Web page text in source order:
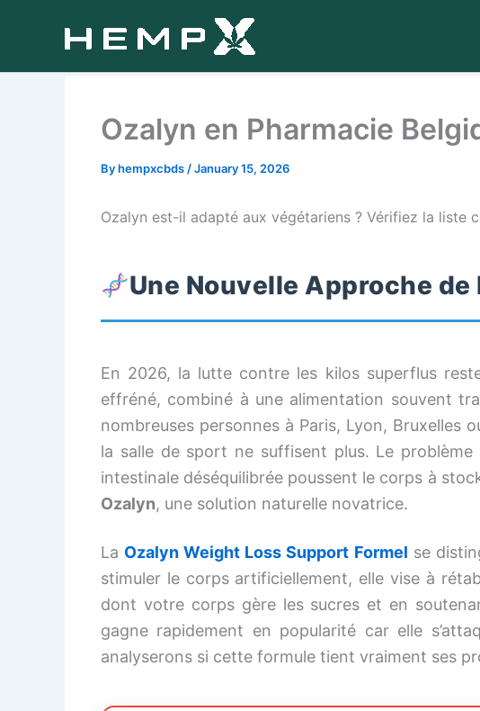
Ozalyn en Pharmacie
Byhempxcbds /January 15, 2026
Ozalyn est-il adapté aux végétariens ? Vérifiez la
Une Nouvelle Approche de
En 2026, la lutte contre les kilos superflus
effréné, combiné à une alimentation souvent
nombreuses personnes à Paris, Lyon, Bruxelles
la salle de sport ne suffisent plus. Le
intestinale déséquilibrée poussent le corps à
Ozalyn, une solution naturelle novatrice.
La Ozalyn Weight Loss Support Formel se
stimuler le corps artificiellement, elle vise à
dont votre corps gère les sucres et en
gagne rapidement en popularité car elle
analyserons si cette formule tient vraiment ses